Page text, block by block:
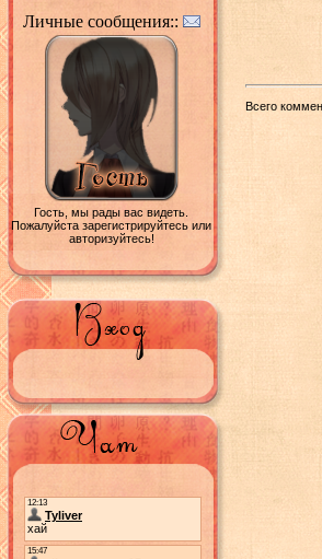
Личные сообщения::
Гость, мы рады вас видеть.
Пожалуйста зарегистрируйтесь или
авторизуйтесь!
Всего